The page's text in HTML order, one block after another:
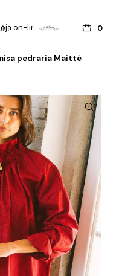
0
on-line !
pedraria Maittè